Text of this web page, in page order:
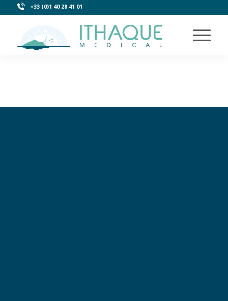
+33 (0)1 40 28 41 01